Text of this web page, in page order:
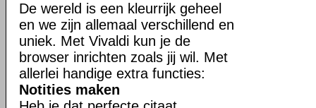
De wereld is een kleurrijk geheel
en we zijn allemaal verschillend en
uniek. Met Vivaldi kun je de
browser inrichten zoals jij wil. Met
allerlei handige extra functies:
Notities maken